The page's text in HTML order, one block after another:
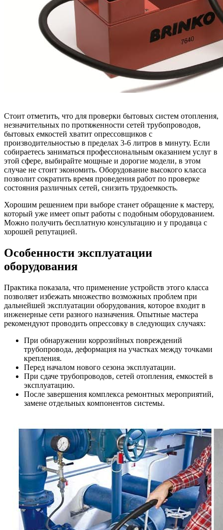
Стоит отметить, что для проверки бытовых систем отопления,
незначительных по протяженности сетей трубопроводов,
бытовых емкостей хватит опрессовщиков с
производительностью в пределах 3-6 литров в минуту. Если
собираетесь заниматься профессиональным оказанием услуг в
этой сфере, выбирайте мощные и дорогие модели, в этом
случае не стоит экономить. Оборудование высокого класса
позволит сократить время проведения работ по проверке
состояния различных сетей, снизить трудоемкость.
Хорошим решением при выборе станет обращение к мастеру,
который уже имеет опыт работы с подобным оборудованием.
Можно получить бесплатную консультацию и у продавца с
хорошей репутацией.
Особенности эксплуатации
оборудования
Практика показала, что применение устройств этого класса
позволяет избежать множество возможных проблем при
дальнейшей эксплуатации оборудования, которое входит в
инженерные сети разного назначения. Опытные мастера
рекомендуют проводить опрессовку в следующих случаях:
При обнаружении коррозийных повреждений
трубопровода, деформация на участках между точками
крепления.
Перед началом нового сезона эксплуатации.
При сдаче трубопроводов, сетей отопления, емкостей в
эксплуатацию.
После завершения комплекса ремонтных мероприятий,
замене отдельных компонентов системы.